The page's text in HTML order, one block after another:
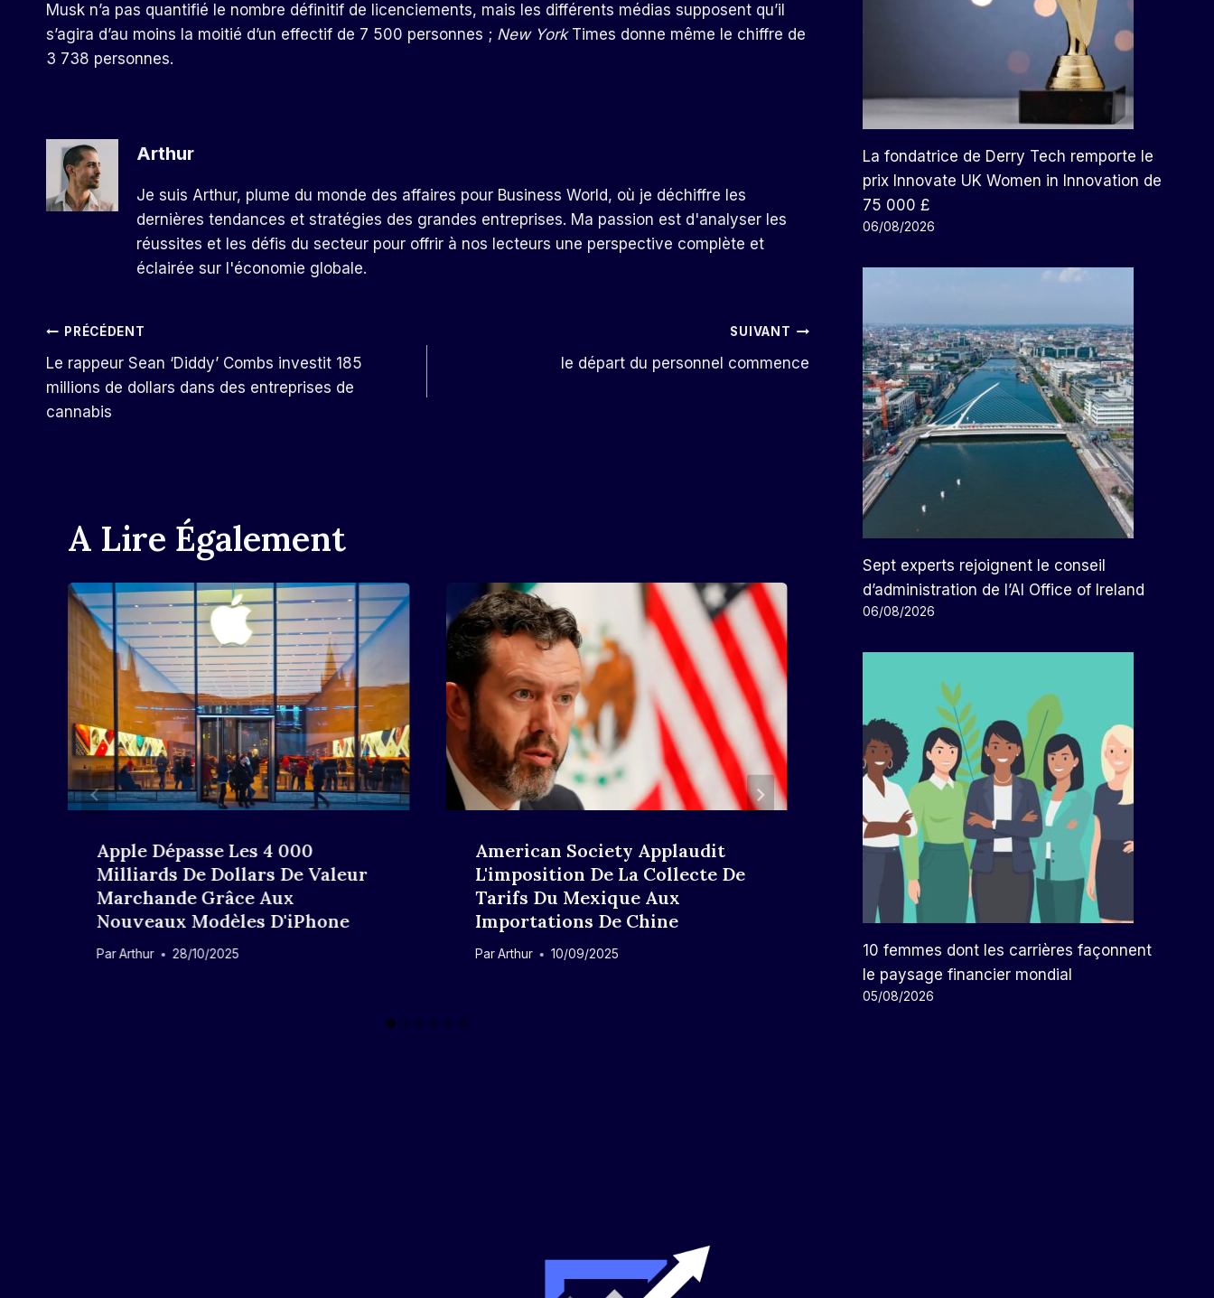
Musk n’a pas quantifié le nombre définitif de licenciements, mais les différents médias supposent qu’il
s’agira d’au moins la moitié d’un effectif de 7 500 personnes ; New YorkTimes donne même le chiffre de
3 738 personnes.
Arthur
Je suis Arthur, plume du monde des affaires pour Business World, où je déchiffre les
dernières tendances et stratégies des grandes entreprises. Ma passion est d'analyser les
réussites et les défis du secteur pour offrir à nos lecteurs une perspective complète et
éclairée sur l'économie globale.
Navigation
De
L’article
PRÉCÉDENT
Le rappeur Sean ‘Diddy’ Combs investit 185
millions de dollars dans des entreprises de
cannabis
SUIVANT
le départ du personnel commence
A Lire Également
Apple Dépasse Les 4 000
Milliards De Dollars De Valeur
Marchande Grâce Aux
Nouveaux Modèles D'iPhone
ParArthur 28/10/2025
American Society Applaudit
L'imposition De La Collecte De
Tarifs Du Mexique Aux
Importations De Chine
Par Arthur 10/09/2025
Salesforce Rachète Fin,
Anciennement Intercom, Pour
3,6 Milliards De Dollars
La fondatrice de Derry Tech remporte le
prix Innovate UK Women in Innovation de
75 000 £
06/08/2026
Sept experts rejoignent le conseil
d’administration de l’AI Office of Ireland
06/08/2026
10 femmes dont les carrières façonnent
le paysage financier mondial
05/08/2026